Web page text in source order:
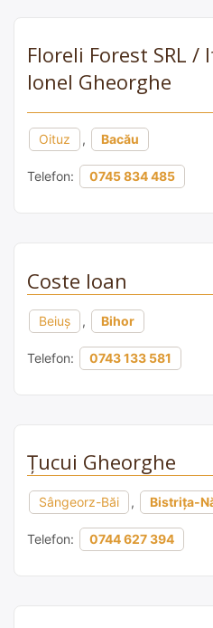
Floreli Forest SRL /
Ionel Gheorghe
Oituz , Bacău
Telefon: 0745 834 485
Coste Ioan
Beiuș , Bihor
Telefon: 0743 133 581
Țucui Gheorghe
Sângeorz-Băi , Bistrița-
Telefon: 0744 627 394